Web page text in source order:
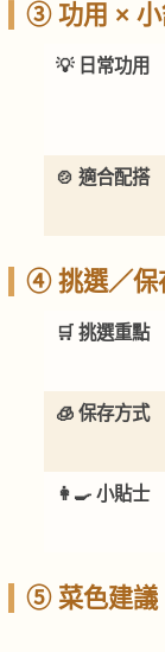
③ 功用 × 小
💡 日常功用
🍲 適合配搭
④ 挑選／保
🛒 挑選重點
🧊 保存方式
👩‍🍳 小貼士
⑤ 菜色建議